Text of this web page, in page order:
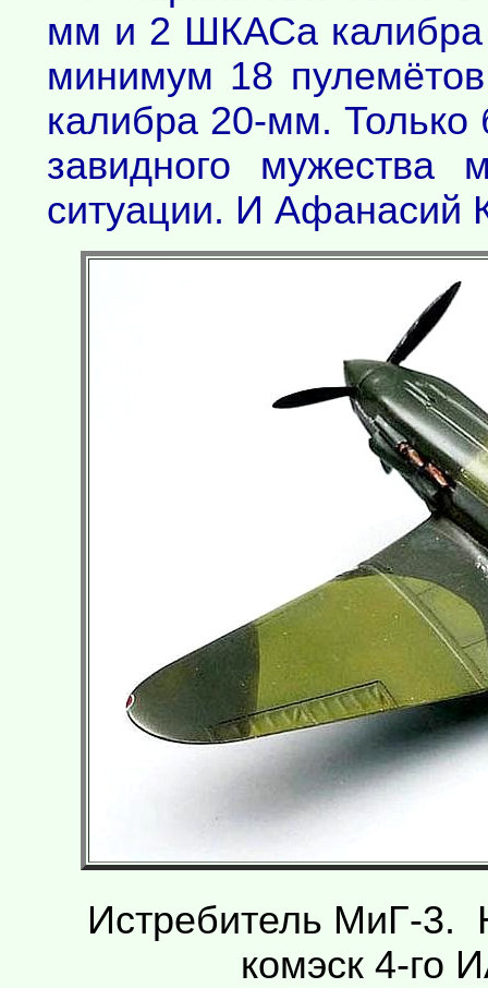
мм и 2 ШКАСа калибра
минимум 18
калибра 20-мм.
завидного мужества
ситуации. И Афанасий
Истребитель МиГ-3.
комэск 4-го